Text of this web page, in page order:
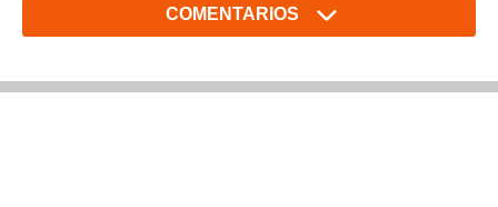
COMENTARIOS